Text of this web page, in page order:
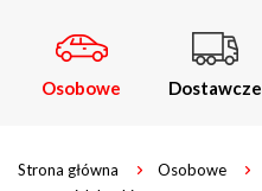
Osobowe Dostawcze
Strona główna Osobowe